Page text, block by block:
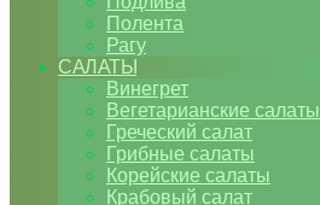
Полента
Рагу
САЛАТЫ
Винегрет
Вегетарианские салаты
Греческий салат
Грибные салаты
Корейские салаты
Крабовый салат